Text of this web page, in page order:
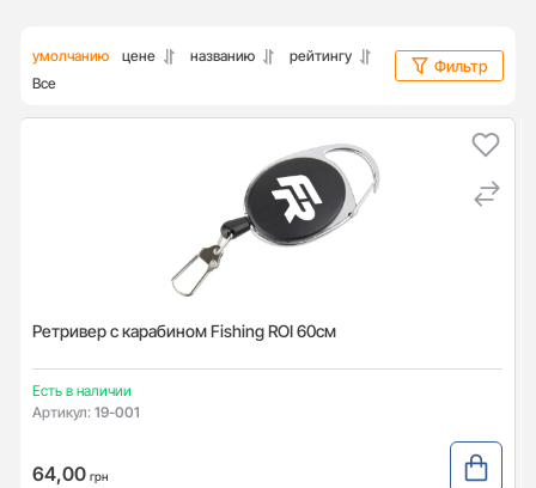
умолчанию цене названию
рейтингу
Все
Фильтр
Ретривер с карабином Fishing ROI 60см
Есть в наличии
Артикул: 19-001
64,00 грн